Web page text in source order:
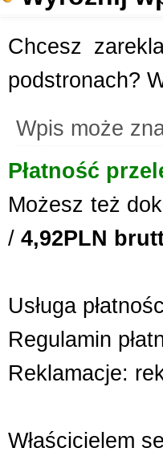
Chcesz
podstronach?
Wpis może
Płatność
Możesz też
/ 4,92PLN
Usługa
Regulamin
Reklamacje:
Właścicielem